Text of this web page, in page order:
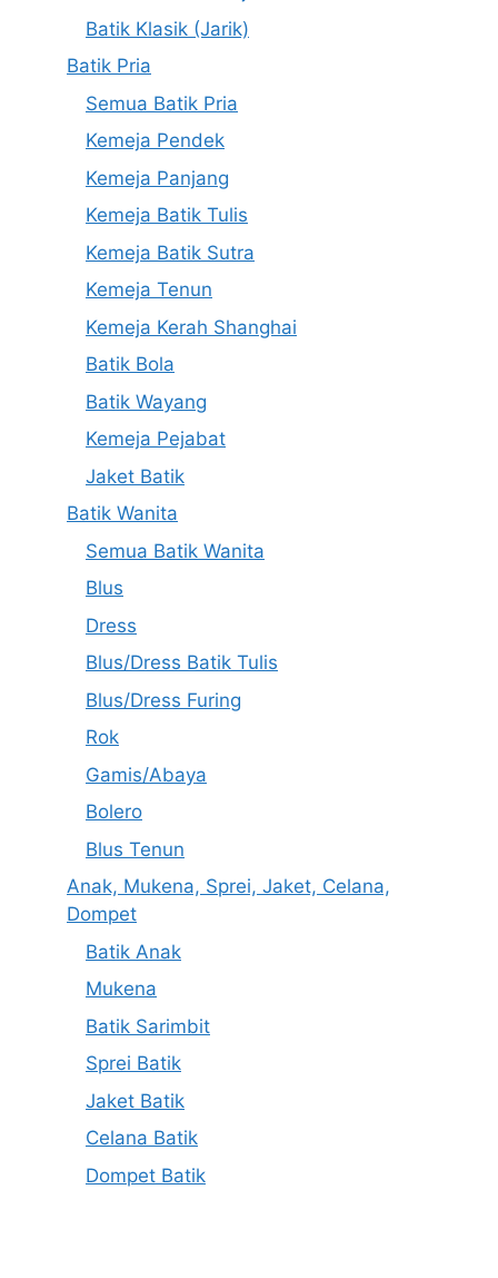
Batik Klasik (Jarik)
Batik Pria
Semua Batik Pria
Kemeja Pendek
Kemeja Panjang
Kemeja Batik Tulis
Kemeja Batik Sutra
Kemeja Tenun
Kemeja Kerah Shanghai
Batik Bola
Batik Wayang
Kemeja Pejabat
Jaket Batik
Batik Wanita
Semua Batik Wanita
Blus
Dress
Blus/Dress Batik Tulis
Blus/Dress Furing
Rok
Gamis/Abaya
Bolero
Blus Tenun
Anak, Mukena, Sprei, Jaket, Celana,
Dompet
Batik Anak
Mukena
Batik Sarimbit
Sprei Batik
Jaket Batik
Celana Batik
Dompet Batik